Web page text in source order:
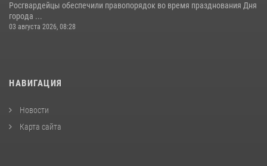
Росгвардейцы обеспечили правопорядок во время празднования Дня
города ...
03 августа 2026, 08:28
НАВИГАЦИЯ
Новости
Карта сайта